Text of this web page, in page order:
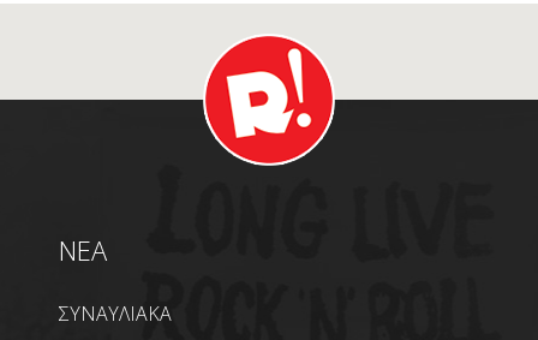
NEA
ΣΥΝΑΥΛΙΑΚΑ